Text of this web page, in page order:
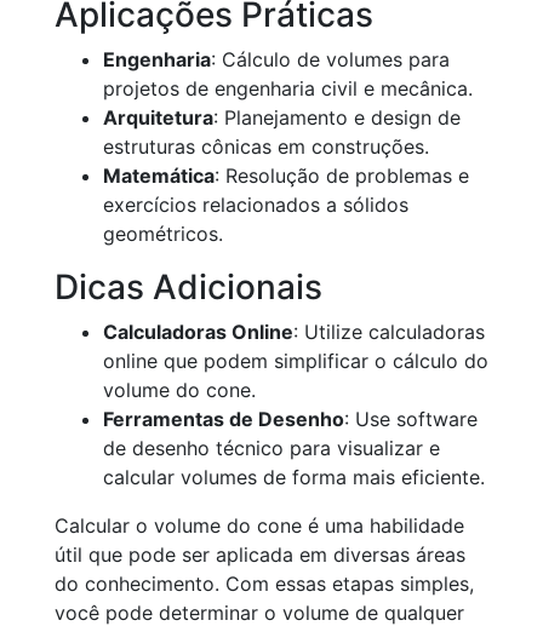
Aplicações Práticas
Engenharia: Cálculo de volumes para
projetos de engenharia civil e mecânica.
Arquitetura: Planejamento e design de
estruturas cônicas em construções.
Matemática: Resolução de problemas e
exercícios relacionados a sólidos
geométricos.
Dicas Adicionais
Calculadoras Online: Utilize calculadoras
online que podem simplificar o cálculo do
volume do cone.
Ferramentas de Desenho: Use software
de desenho técnico para visualizar e
calcular volumes de forma mais eficiente.
Calcular o volume do cone é uma habilidade
útil que pode ser aplicada em diversas áreas
do conhecimento. Com essas etapas simples,
você pode determinar o volume de qualquer